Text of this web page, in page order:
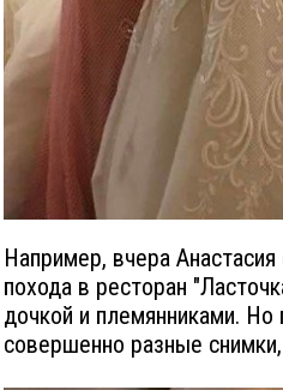
Например, вчера
похода в ресторан
дочкой и племянниками. Но
совершенно разные